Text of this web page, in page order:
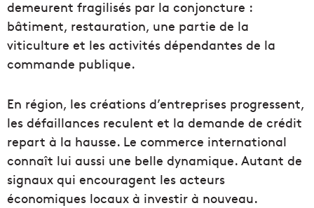
demeurent fragilisés par la conjoncture :
bâtiment, restauration, une partie de la
viticulture et les activités dépendantes de la
commande publique.
En région, les créations d’entreprises progressent,
les défaillances reculent et la demande de crédit
repart à la hausse. Le commerce international
connaît lui aussi une belle dynamique. Autant de
signaux qui encouragent les acteurs
économiques locaux à investir à nouveau.